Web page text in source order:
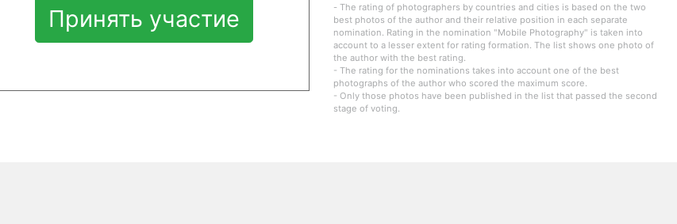
Принять участие
- The rating of photographers by countries and cities is based on the two
best photos of the author and their relative position in each separate
nomination. Rating in the nomination "Mobile Photography" is taken into
account to a lesser extent for rating formation. The list shows one photo of
the author with the best rating.
- The rating for the nominations takes into account one of the best
photographs of the author who scored the maximum score.
- Only those photos have been published in the list that passed the second
stage of voting.